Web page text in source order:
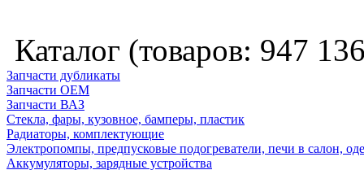
Каталог (товаров: 947
Запчасти дубликаты
Запчасти ОЕМ
Запчасти ВАЗ
Стекла, фары, кузовное, бамперы, пластик
Радиаторы, комплектующие
Электропомпы, предпусковые подогреватели, печи в салон,
Аккумуляторы, зарядные устройства